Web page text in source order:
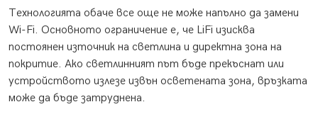
Технологията обаче все още не може напълно да замени
Wi-Fi. Основното ограничение е, че LiFi изисква
постоянен източник на светлина и директна зона на
покритие. Ако светлинният път бъде прекъснат или
устройството излезе извън осветената зона, връзката
може да бъде затруднена.